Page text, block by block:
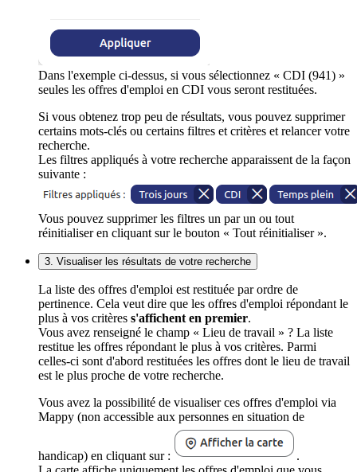
Dans l'exemple ci-dessus, si vous sélectionnez « CDI (941) »
seules les offres d'emploi en CDI vous seront restituées.
Si vous obtenez trop peu de résultats, vous pouvez supprimer
certains mots-clés ou certains filtres et critères et relancer votre
recherche.
Les filtres appliqués à votre recherche apparaissent de la façon
suivante :
Vous pouvez supprimer les filtres un par un ou tout
réinitialiser en cliquant sur le bouton « Tout réinitialiser ».
3. Visualiser les résultats de votre recherche
La liste des offres d'emploi est restituée par ordre de
pertinence. Cela veut dire que les offres d'emploi répondant le
plus à vos critères s'affichent en premier.
Vous avez renseigné le champ « Lieu de travail » ? La liste
restitue les offres répondant le plus à vos critères. Parmi
celles-ci sont d'abord restituées les offres dont le lieu de travail
est le plus proche de votre recherche.
Vous avez la possibilité de visualiser ces offres d'emploi via
Mappy (non accessible aux personnes en situation de
handicap) en cliquant sur :
.